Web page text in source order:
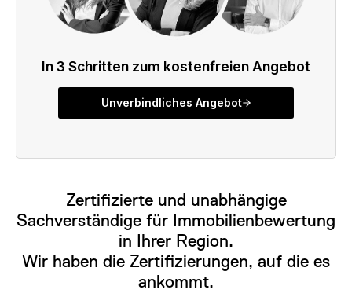
Zertifizierte und unabhängige
Sachverständige für Immobilienbewertung
in Ihrer Region.
Wir haben die Zertifizierungen, auf die es
ankommt.